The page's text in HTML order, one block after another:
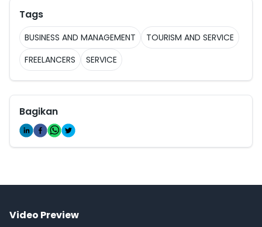
Tags
BUSINESS AND MANAGEMENT
TOURISM AND SERVICE
FREELANCERS
SERVICE
Bagikan
Video Preview